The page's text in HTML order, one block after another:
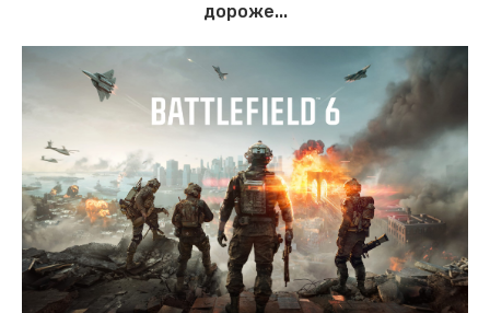
дороже...